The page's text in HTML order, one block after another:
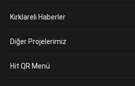
Kırklareli Haberler
Diğer Projelerimiz
Hit QR Menü